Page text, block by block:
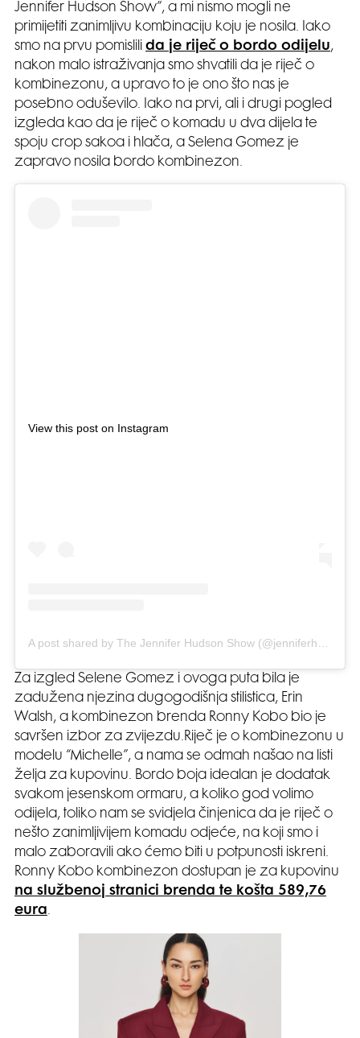
Jennifer Hudson Show”, a mi nismo mogli ne
primijetiti zanimljivu kombinaciju koju je nosila. Iako
smo na prvu pomislili da je riječ o bordo odijelu,
nakon malo istraživanja smo shvatili da je riječ o
kombinezonu, a upravo to je ono što nas je
posebno oduševilo. Iako na prvi, ali i drugi pogled
izgleda kao da je riječ o komadu u dva dijela te
spoju crop sakoa i hlača, a Selena Gomez je
zapravo nosila bordo kombinezon.
View this post on Instagram
Za izgled Selene Gomez i ovoga puta bila je
zadužena njezina dugogodišnja stilistica, Erin
Walsh, a kombinezon brenda Ronny Kobo bio je
savršen izbor za zvijezdu.Riječ je o kombinezonu u
modelu “Michelle”, a nama se odmah našao na listi
želja za kupovinu. Bordo boja idealan je dodatak
svakom jesenskom ormaru, a koliko god volimo
odijela, toliko nam se svidjela činjenica da je riječ o
nešto zanimljivijem komadu odjeće, na koji smo i
malo zaboravili ako ćemo biti u potpunosti iskreni.
Ronny Kobo kombinezon dostupan je za kupovinu
na službenoj stranici brenda te košta 589,76
eura.